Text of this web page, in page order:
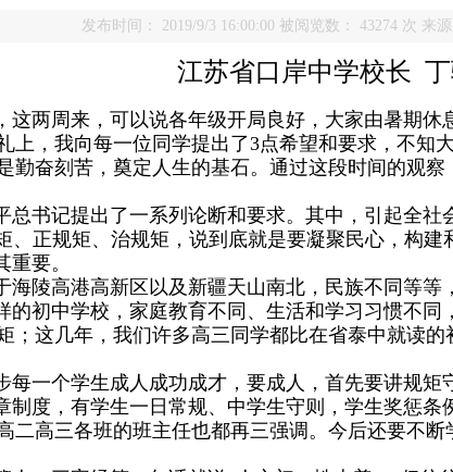
发布时间： 2019/9/3 16:00:00 被阅览数： 43274 次 来
江苏省口岸中学校长
这两周来，可以说各年级开局良好，大家由暑期
上，我向每一位同学提出了3点希望和要求，不知
勤奋刻苦，奠定人生的基石。通过这段时间的观
书记提出了一系列论断和要求。其中，引起全社
、正规矩、治规矩，说到底就是要凝聚民心，构建
要。
海陵高港高新区以及新疆天山南北，民族不同等等
的初中学校，家庭教育不同、生活和学习习惯不
；这几年，我们许多高三同学都比在省泰中就读
一个学生成人成功成才，要成人，首先要讲规矩
制度，有学生一日常规、中学生守则，学生奖惩
二高三各班的班主任也都再三强调。今后还要不